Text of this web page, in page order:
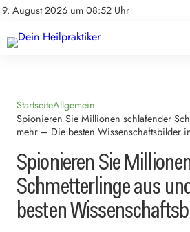
9. August 2026 um 08:52 Uhr
Impressum
Natürliche Medizin
Heilpflanzen & Kräuterkunde
StartseiteAllgemein
Spionieren Sie Millionen schlafender
mehr – Die besten Wissenschaftsbilder
Spionieren Sie
Schmetterlinge aus
besten